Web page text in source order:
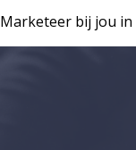
Marketeer bij jou in